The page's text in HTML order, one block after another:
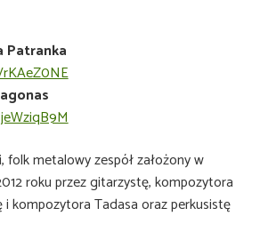
Patranka
folk metalowy zespół założony w
roku przez gitarzystę, kompozytora
i kompozytora Tadasa oraz perkusistę